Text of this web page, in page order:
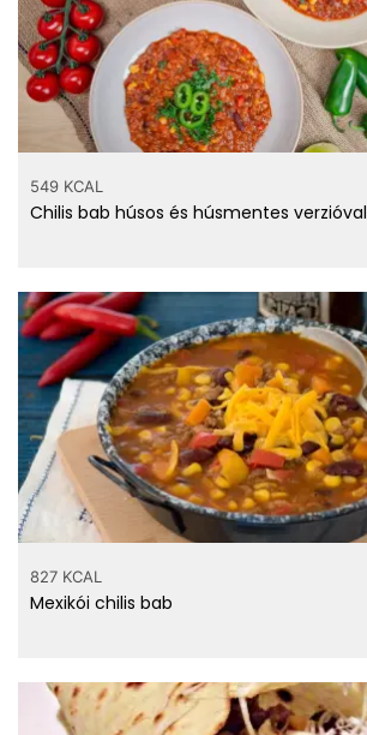
549 KCAL
Chilis bab húsos és húsmentes verzióval
827 KCAL
Mexikói chilis bab